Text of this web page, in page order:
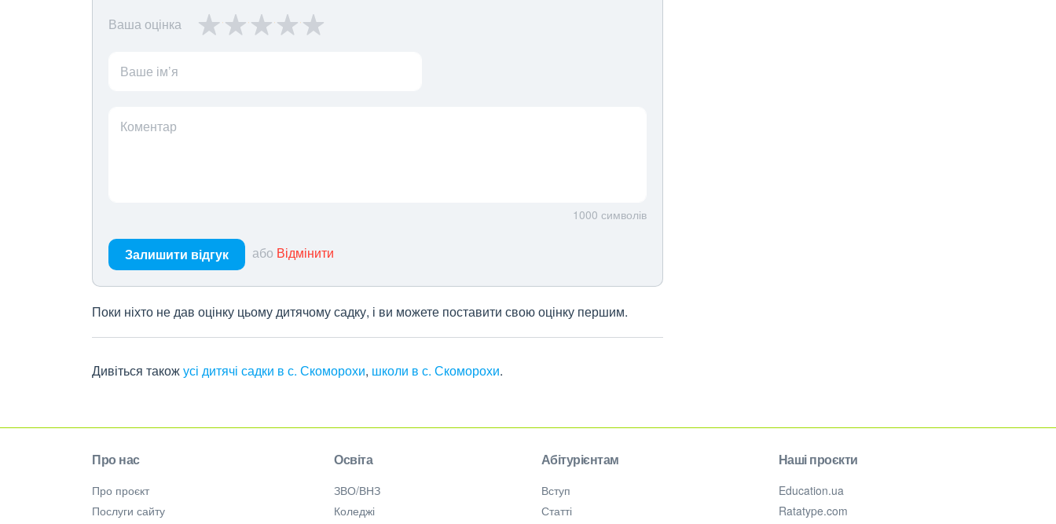
Ваша оцінка
Ваше ім’я
Коментар
1000 символів
Залишити відгук або Відмінити
Поки ніхто не дав оцінку цьому дитячому садку, і ви можете поставити свою оцінку першим.
Дивіться такожусі дитячі садки в с. Скоморохи, школи в с. Скоморохи.
Про нас
Про проєкт
Послуги сайту
Освіта
ЗВО/ВНЗ
Коледжі
Абітурієнтам
Вступ
Статті
Наші проєкти
Education.ua
Ratatype.com